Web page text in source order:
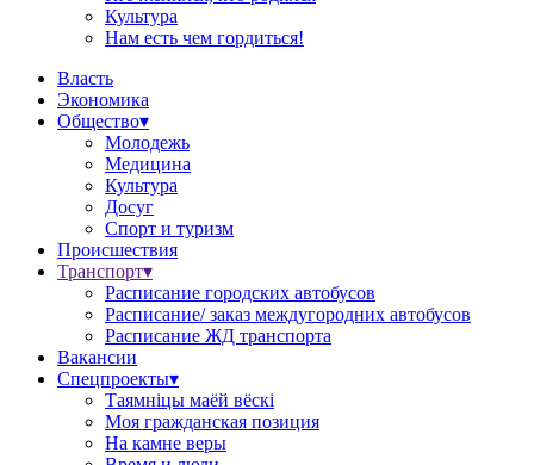
Культура
Нам есть чем гордиться!
Власть
Экономика
Общество▾
Молодежь
Медицина
Культура
Досуг
Спорт и туризм
Происшествия
Транспорт▾
Расписание городских автобусов
Расписание/ заказ междугородних автобусов
Расписание ЖД транспорта
Вакансии
Спецпроекты▾
Таямніцы маёй вёскі
Моя гражданская позиция
На камне веры